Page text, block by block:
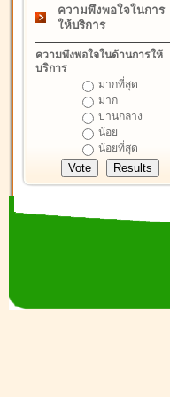
ความพึงพอใจในการ
ให้บริการ
ความพึงพอใจในด้านการให้
บริการ
มากที่สุด
มาก
ปานกลาง
น้อย
น้อยที่สุด